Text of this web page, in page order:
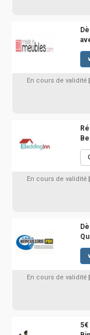
En cours de validité
En cours de validité
En cours de validité